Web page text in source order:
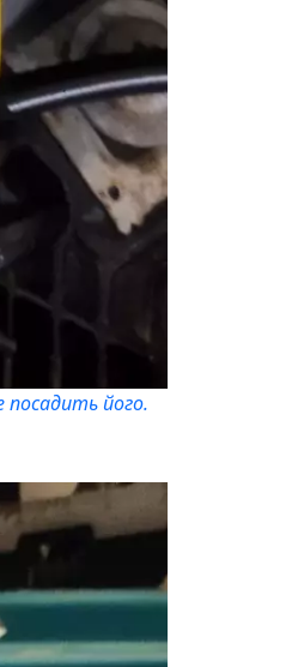
посадить його.